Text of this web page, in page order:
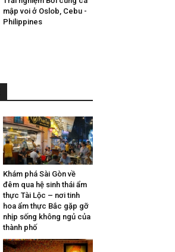
mập voi ở Oslob, Cebu -
Philippines
Khám phá Sài Gòn về
đêm qua hệ sinh thái ẩm
thực Tài Lộc – nơi tinh
hoa ẩm thực Bắc gặp gỡ
nhịp sống không ngủ của
thành phố